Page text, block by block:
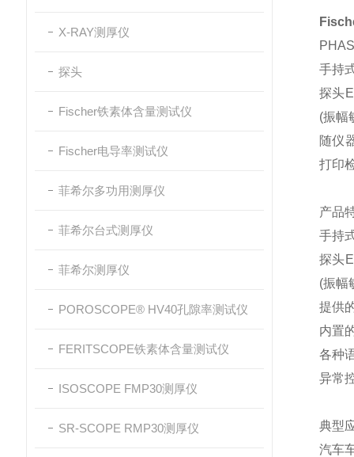
X-RAY测厚仪
探头
Fischer铁素体含量测试仪
Fischer电导率测试仪
菲希尔多功用测厚仪
菲希尔台式测厚仪
菲希尔测厚仪
POROSCOPE® HV40孔隙率测试仪
FERITSCOPE铁素体含量测试仪
ISOSCOPE FMP30测厚仪
SR-SCOPE RMP30测厚仪
手持
探头
(振幅
随仪
打印
产品
手持
探头
(振幅
提供
内置
各种
异常
典型
汽车